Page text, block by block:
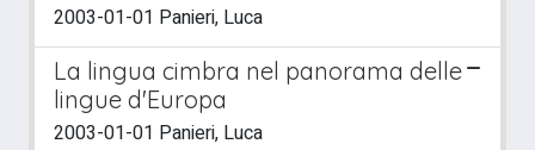
2003-01-01 Panieri, Luca
La lingua cimbra nel panorama delle
lingue d'Europa
2003-01-01 Panieri, Luca